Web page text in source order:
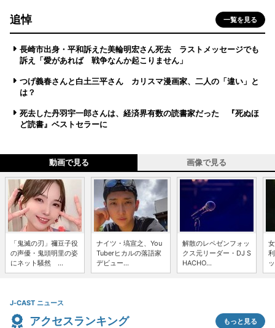
追悼 一覧を見る
長崎市出身・平和訴えた美輪明宏さん死去 ラストメッセージでも
訴え「愛があれば 戦争なんか起こりません」
つげ義春さんと白土三平さん カリスマ漫画家、二人の「違い」と
は？
死去した丹羽宇一郎さんは、経済界有数の読書家だった 『死ぬほ
ど読書』ベストセラーに
動画で見る 画像で見る
「鬼滅の刃」禰豆子役
の声優・鬼頭明里の姿
にネット騒然 ...
ナイツ・塙宣之、You
Tuberヒカルの落語家
デビュー...
解散のレペゼンフォッ
クス元リーダー・DJ S
HACHO...
J-CAST ニュース
アクセスランキング もっと見る